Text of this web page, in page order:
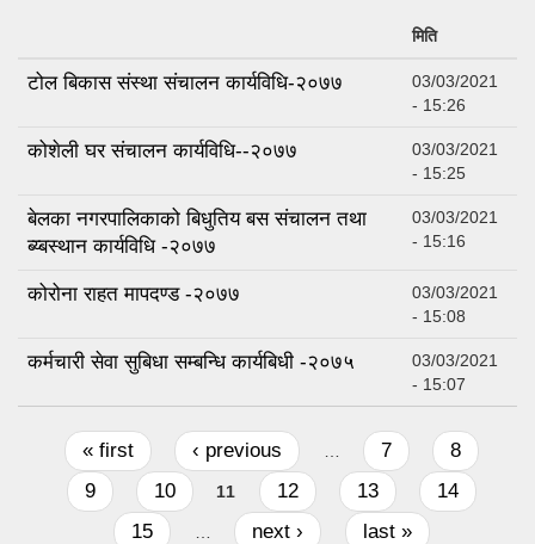
मिति
टोल बिकास संस्था संचालन कार्यविधि-२०७७
03/03/2021
- 15:26
कोशेली घर संचालन कार्यविधि--२०७७
03/03/2021
- 15:25
बेलका नगरपालिकाको बिधुतिय बस संचालन तथा
ब्य्बस्थान कार्यविधि -२०७७
03/03/2021
- 15:16
कोरोना राहत मापदण्ड -२०७७
03/03/2021
- 15:08
कर्मचारी सेवा सुबिधा सम्बन्धि कार्यबिधी -२०७५
03/03/2021
- 15:07
Pages
« first ‹ previous 7
8
9
10 11 12 13
14
15
next › last »